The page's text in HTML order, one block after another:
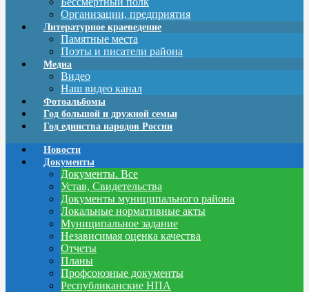
Организации, предприятия
Литературное краеведение
Памятные места
Поэты и писатели района
Медиа
Видео
Наш видео канал
Фотоальбомы
Год большой и дружной семьи
Год единства народов России
Новости
Документы
Документы. Все
Устав, Свидетельства
Документы муниципального района
Локальные нормативные акты
Муниципальное задание
Независимая оценка качества
Отчеты
Планы
Профсоюзные документы
Республиканские НПА